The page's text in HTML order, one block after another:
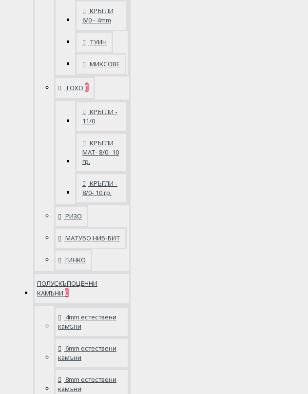
КРЪГЛИ
6/0 - 4mm
ТУИН
МИКСОВЕ
ТОХО
КРЪГЛИ -
11/0
КРЪГЛИ
MAT- 8/0- 10
гр.
КРЪГЛИ -
8/0- 10 гр.
РИЗО
МАТУБО НИБ-БИТ
ГИНКО
ПОЛУСКЪПОЦЕННИ
КАМЪНИ
4mm естествени
камъни
6mm естествени
камъни
8mm естествени
камъни